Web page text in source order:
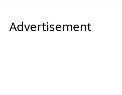
Advertisement